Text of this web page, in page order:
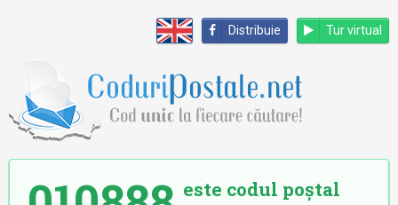
Distribuie Tur virtual
este codul poștal